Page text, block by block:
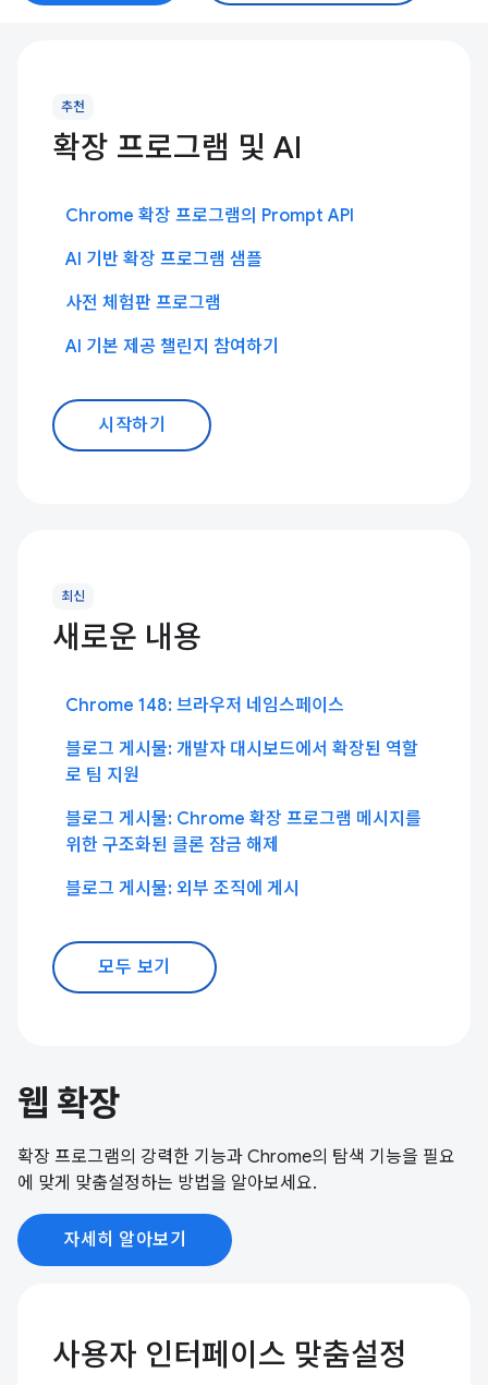
추천
확장 프로그램 및 AI
Chrome 확장 프로그램의 Prompt API
AI 기반 확장 프로그램 샘플
사전 체험판 프로그램
AI 기본 제공 챌린지 참여하기
시작하기
최신
새로운 내용
Chrome 148: 브라우저 네임스페이스
블로그 게시물: 개발자 대시보드에서 확장된 역할
로 팀 지원
블로그 게시물: Chrome 확장 프로그램 메시지를
위한 구조화된 클론 잠금 해제
블로그 게시물: 외부 조직에 게시
모두 보기
웹 확장
확장 프로그램의 강력한 기능과 Chrome의 탐색 기능을 필요
에 맞게 맞춤설정하는 방법을 알아보세요.
자세히 알아보기
사용자 인터페이스 맞춤설정